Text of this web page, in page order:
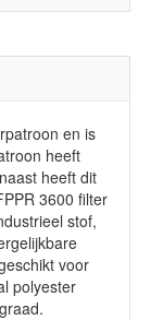
en is
heeft
heeft dit
3600 filter
stof,
voor
polyester